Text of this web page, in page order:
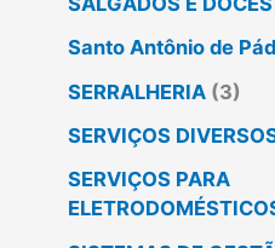
Santo Antônio de
SERRALHERIA (3)
SERVIÇOS
SERVIÇOS PARA